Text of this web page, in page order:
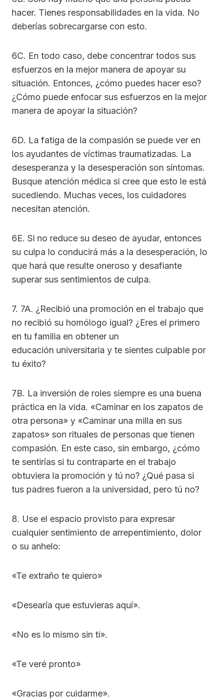
hacer. Tienes responsabilidades en la vida. No
deberías sobrecargarse con esto.
6C. En todo caso, debe concentrar todos sus
esfuerzos en la mejor manera de apoyar su
situación. Entonces, ¿cómo puedes hacer eso?
¿Cómo puede enfocar sus esfuerzos en la mejor
manera de apoyar la situación?
6D. La fatiga de la compasión se puede ver en
los ayudantes de víctimas traumatizadas. La
desesperanza y la desesperación son síntomas.
Busque atención médica si cree que esto le está
sucediendo. Muchas veces, los cuidadores
necesitan atención.
6E. Si no reduce su deseo de ayudar, entonces
su culpa lo conducirá más a la desesperación, lo
que hará que resulte oneroso y desafiante
superar sus sentimientos de culpa.
7. 7A. ¿Recibió una promoción en el trabajo que
no recibió su homólogo igual? ¿Eres el primero
en tu familia en obtener un
educación universitaria y te sientes culpable por
tu éxito?
7B. La inversión de roles siempre es una buena
práctica en la vida. «Caminar en los zapatos de
otra persona» y «Caminar una milla en sus
zapatos» son rituales de personas que tienen
compasión. En este caso, sin embargo, ¿cómo
te sentirías si tu contraparte en el trabajo
obtuviera la promoción y tú no? ¿Qué pasa si
tus padres fueron a la universidad, pero tú no?
8. Use el espacio provisto para expresar
cualquier sentimiento de arrepentimiento, dolor
o su anhelo:
«Te extraño te quiero»
«Desearía que estuvieras aquí».
«No es lo mismo sin ti».
«Te veré pronto»
«Gracias por cuidarme».